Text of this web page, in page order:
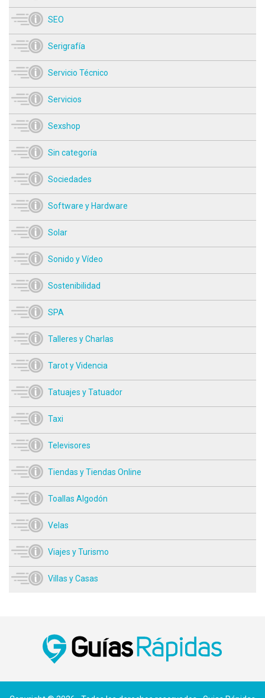
SEO
Serigrafía
Servicio Técnico
Servicios
Sexshop
Sin categoría
Sociedades
Software y Hardware
Solar
Sonido y Vídeo
Sostenibilidad
SPA
Talleres y Charlas
Tarot y Videncia
Tatuajes y Tatuador
Taxi
Televisores
Tiendas y Tiendas Online
Toallas Algodón
Velas
Viajes y Turismo
Villas y Casas